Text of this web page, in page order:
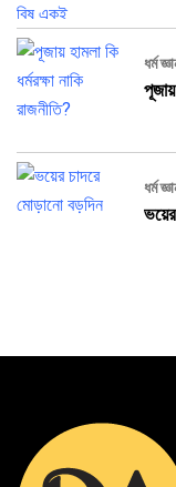
ধর্ম
ধর্ম